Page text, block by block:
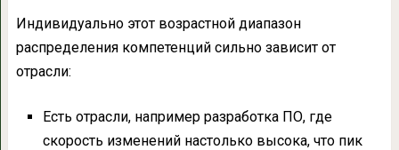
Индивидуально этот возрастной диапазон
распределения компетенций сильно зависит от
отрасли:
Есть отрасли, например разработка ПО, где
скорость изменений настолько высока, что пик